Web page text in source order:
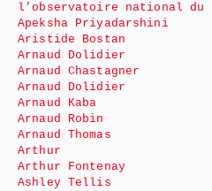
l’observatoire national
Apeksha Priyadarshini
Aristide Bostan
Arnaud Dolidier
Arnaud Chastagner
Arnaud Dolidier
Arnaud Kaba
Arnaud Robin
Arnaud Thomas
Arthur
Arthur Fontenay
Ashley Tellis